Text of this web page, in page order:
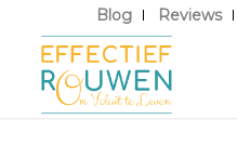
Blog Reviews